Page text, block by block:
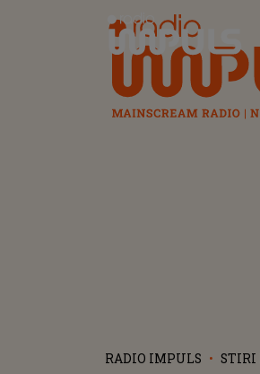
Radio Impuls
RADIO IMPULS STIRI